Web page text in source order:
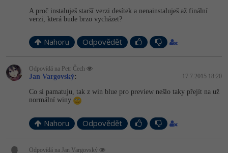
SEO specialista
Více
Fórum
Time management
Sítě
Kybernetická bezpečnost
Elektronický podpis
Fórum
A proč instaluješ starší verzi desítek a nenainstaluješ až finální
verzi, která bude brzo vycházet?
Nahoru Odpovědět
Odpovídá na Petr Čech
Jan Vargovský: 17.7.2015 18:20
Co si pamatuju, tak z win blue pro preview nešlo taky přejít na už
normální winy
Nahoru Odpovědět
Odpovídá na Jan Vargovský